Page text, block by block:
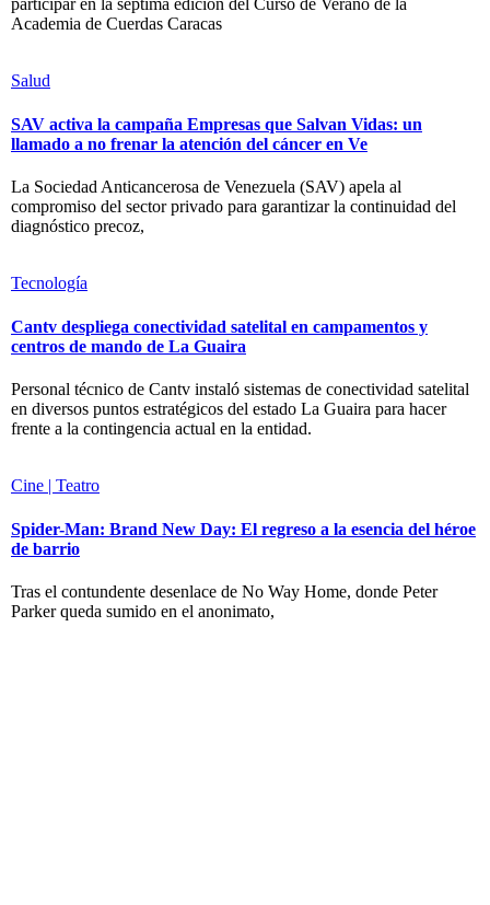
Academia de Cuerdas Caracas
Salud
SAV activa la campaña Empresas que Salvan Vidas: un
llamado a no frenar la atención del cáncer en Ve
La Sociedad Anticancerosa de Venezuela (SAV) apela al
compromiso del sector privado para garantizar la continuidad del
diagnóstico precoz,
Tecnología
Cantv despliega conectividad satelital en campamentos y
centros de mando de La Guaira
Personal técnico de Cantv instaló sistemas de conectividad satelital
en diversos puntos estratégicos del estado La Guaira para hacer
frente a la contingencia actual en la entidad.
Cine | Teatro
Spider-Man: Brand New Day: El regreso a la esencia del héroe
de barrio
Tras el contundente desenlace de No Way Home, donde Peter
Parker queda sumido en el anonimato,